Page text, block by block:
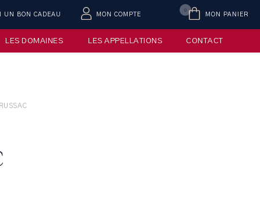
UN BON CADEAU MON COMPTE MON PANIER
0
LES DOMAINES LES APPELLATIONS CONTACT